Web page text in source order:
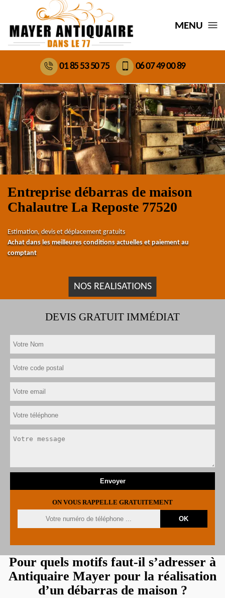
MENU
01 85 53 50 75 06 07 49 00 89
Entreprise débarras de maison
Chalautre La Reposte 77520
Estimation, devis et déplacement gratuits
Achat dans les meilleures conditions actuelles et paiement au
comptant
NOS REALISATIONS
DEVIS GRATUIT IMMÉDIAT
ON VOUS RAPPELLE GRATUITEMENT
Pour quels motifs faut-il s’adresser à
Antiquaire Mayer pour la réalisation
d’un débarras de maison ?